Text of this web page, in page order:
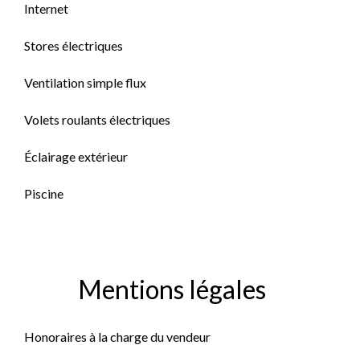
Internet
Stores électriques
Ventilation simple flux
Volets roulants électriques
Éclairage extérieur
Piscine
Mentions légales
Honoraires à la charge du vendeur